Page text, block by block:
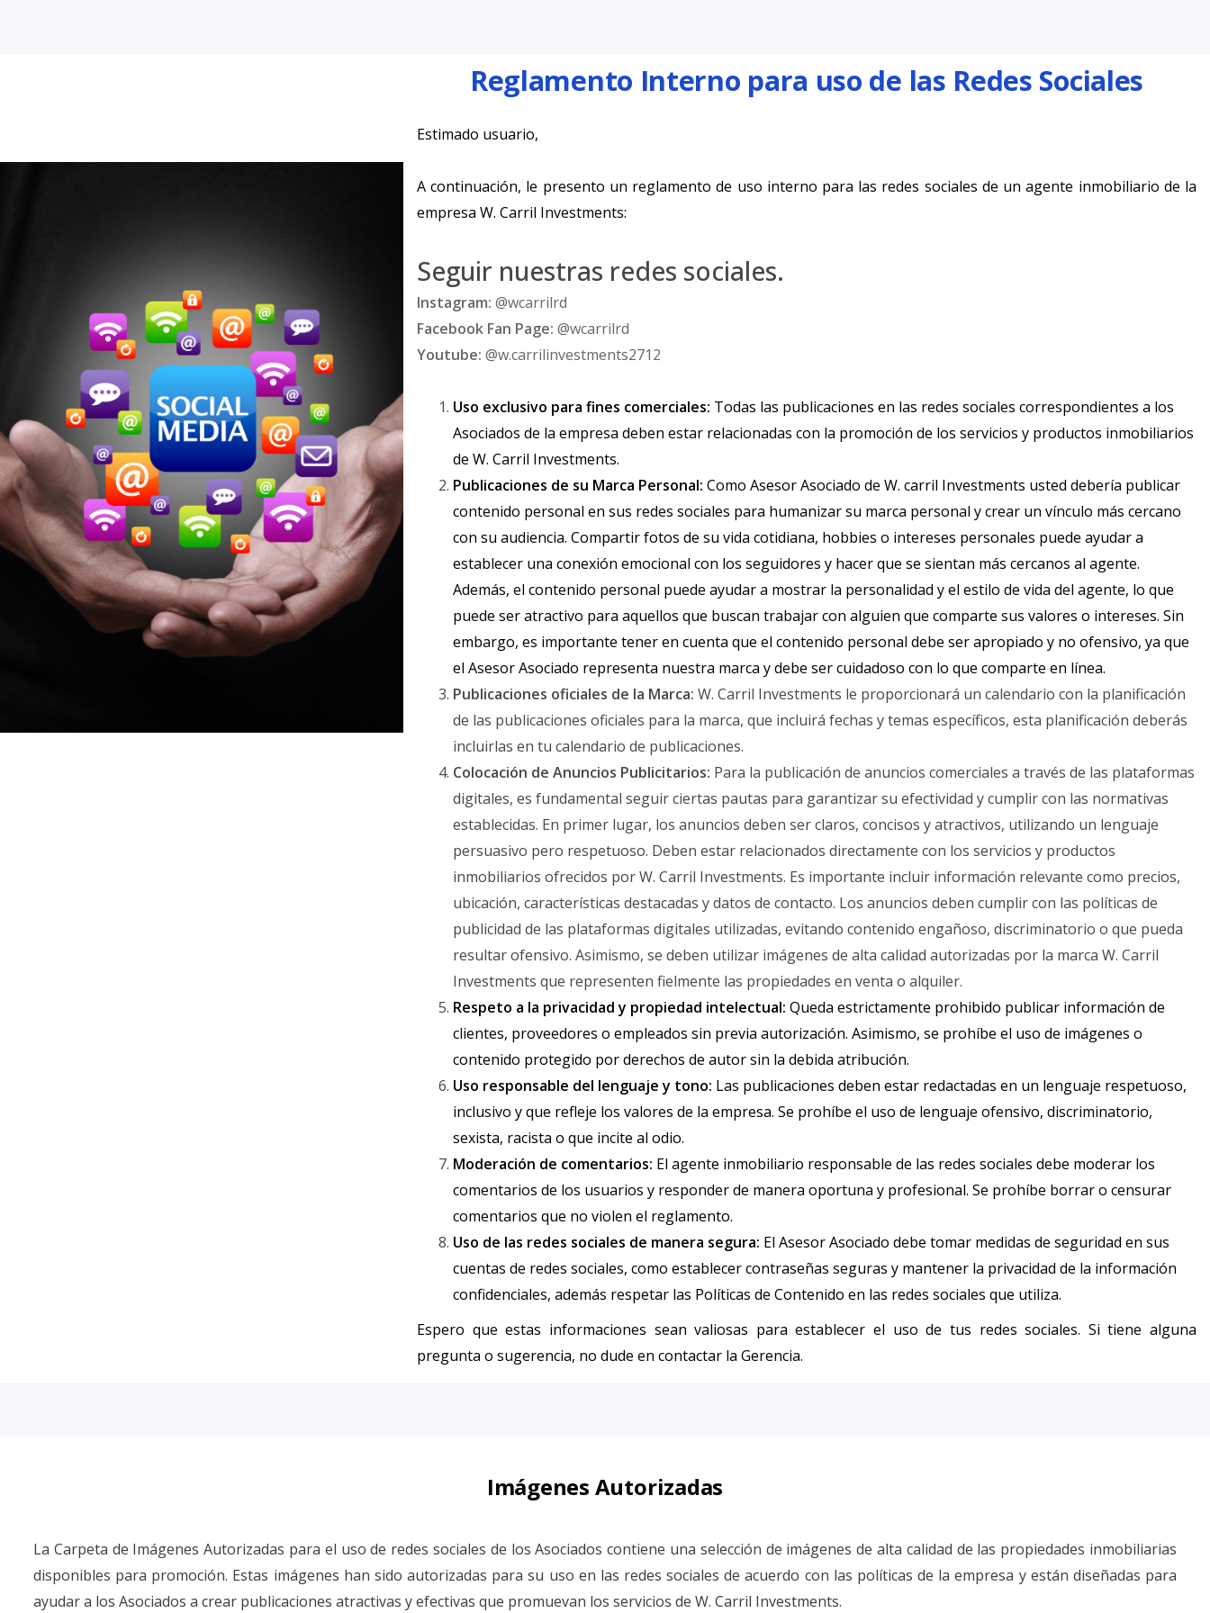
Reglamento Interno para uso de las Redes Sociales
Estimado usuario,
A continuación, le presento un reglamento de uso interno para las redes sociales de un agente inmobiliario de la
empresa W. Carril Investments:
Seguir nuestras redes sociales.
Instagram: @wcarrilrd
Facebook Fan Page: @wcarrilrd
Youtube: @w.carrilinvestments2712
Uso exclusivo para fines comerciales: Todas las publicaciones en las redes sociales correspondientes a los
Asociados de la empresa deben estar relacionadas con la promoción de los servicios y productos inmobiliarios
de W. Carril Investments.
Publicaciones de su Marca Personal: Como Asesor Asociado de W. carril Investments usted debería publicar
contenido personal en sus redes sociales para humanizar su marca personal y crear un vínculo más cercano
con su audiencia. Compartir fotos de su vida cotidiana, hobbies o intereses personales puede ayudar a
establecer una conexión emocional con los seguidores y hacer que se sientan más cercanos al agente.
Además, el contenido personal puede ayudar a mostrar la personalidad y el estilo de vida del agente, lo que
puede ser atractivo para aquellos que buscan trabajar con alguien que comparte sus valores o intereses. Sin
embargo, es importante tener en cuenta que el contenido personal debe ser apropiado y no ofensivo, ya que
el Asesor Asociado representa nuestra marca y debe ser cuidadoso con lo que comparte en línea.
Publicaciones oficiales de la Marca: W. Carril Investments le proporcionará un calendario con la planificación
de las publicaciones oficiales para la marca, que incluirá fechas y temas específicos, esta planificación deberás
incluirlas en tu calendario de publicaciones.
Colocación de Anuncios Publicitarios: Para la publicación de anuncios comerciales a través de las plataformas
digitales, es fundamental seguir ciertas pautas para garantizar su efectividad y cumplir con las normativas
establecidas. En primer lugar, los anuncios deben ser claros, concisos y atractivos, utilizando un lenguaje
persuasivo pero respetuoso. Deben estar relacionados directamente con los servicios y productos
inmobiliarios ofrecidos por W. Carril Investments. Es importante incluir información relevante como precios,
ubicación, características destacadas y datos de contacto. Los anuncios deben cumplir con las políticas de
publicidad de las plataformas digitales utilizadas, evitando contenido engañoso, discriminatorio o que pueda
resultar ofensivo. Asimismo, se deben utilizar imágenes de alta calidad autorizadas por la marca W. Carril
Investments que representen fielmente las propiedades en venta o alquiler.
Respeto a la privacidad y propiedad intelectual: Queda estrictamente prohibido publicar información de
clientes, proveedores o empleados sin previa autorización. Asimismo, se prohíbe el uso de imágenes o
contenido protegido por derechos de autor sin la debida atribución.
Uso responsable del lenguaje y tono: Las publicaciones deben estar redactadas en un lenguaje respetuoso,
inclusivo y que refleje los valores de la empresa. Se prohíbe el uso de lenguaje ofensivo, discriminatorio,
sexista, racista o que incite al odio.
Moderación de comentarios: El agente inmobiliario responsable de las redes sociales debe moderar los
comentarios de los usuarios y responder de manera oportuna y profesional. Se prohíbe borrar o censurar
comentarios que no violen el reglamento.
Uso de las redes sociales de manera segura: El Asesor Asociado debe tomar medidas de seguridad en sus
cuentas de redes sociales, como establecer contraseñas seguras y mantener la privacidad de la información
confidenciales, además respetar las Políticas de Contenido en las redes sociales que utiliza.
Espero que estas informaciones sean valiosas para establecer el uso de tus redes sociales. Si tiene alguna
pregunta o sugerencia, no dude en contactar la Gerencia.
Imágenes Autorizadas
La Carpeta de Imágenes Autorizadas para el uso de redes sociales de los Asociados contiene una selección de imágenes de alta calidad de las propiedades inmobiliarias
disponibles para promoción. Estas imágenes han sido autorizadas para su uso en las redes sociales de acuerdo con las políticas de la empresa y están diseñadas para
ayudar a los Asociados a crear publicaciones atractivas y efectivas que promuevan los servicios de W. Carril Investments.